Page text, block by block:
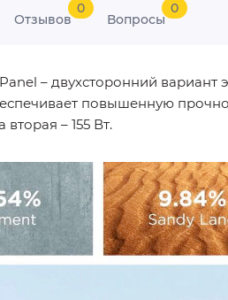
Отзывов
0
Вопросы
0
– двухсторонний
повышенную
– 155 Вт.